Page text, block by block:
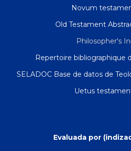
Novum
Old Testament
Philosopher's
Repertoire bibliographique
SELADOC Base de datos de
Uetus
Evaluada por